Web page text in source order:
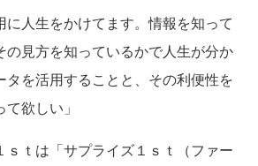
人生をかけてます。情報を知って
の見方を知っているかで人生が分か
タを活用することと、その利便性を
欲しい」
ｔは「サプライズ１ｓｔ（ファー